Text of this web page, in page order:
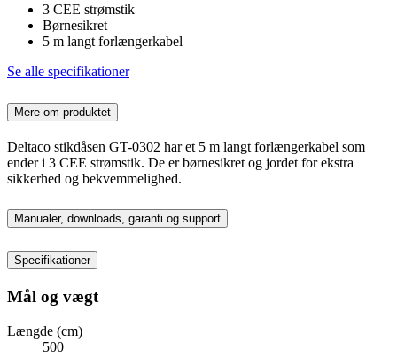
3 CEE strømstik
Børnesikret
5 m langt forlængerkabel
Se alle specifikationer
Mere om produktet
Deltaco stikdåsen GT-0302 har et 5 m langt forlængerkabel som
ender i 3 CEE strømstik. De er børnesikret og jordet for ekstra
sikkerhed og bekvemmelighed.
Manualer, downloads, garanti og support
Specifikationer
Mål og vægt
Længde (cm)
500